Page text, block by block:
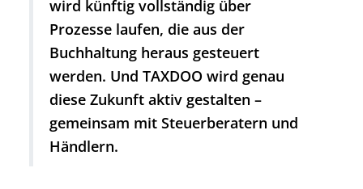
wird künftig vollständig über
Prozesse laufen, die aus der
Buchhaltung heraus gesteuert
werden. Und TAXDOO wird genau
diese Zukunft aktiv gestalten –
gemeinsam mit Steuerberatern und
Händlern.